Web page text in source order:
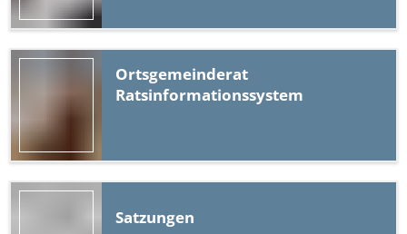
Ortsgemeinderat
Ratsinformationssystem
Satzungen